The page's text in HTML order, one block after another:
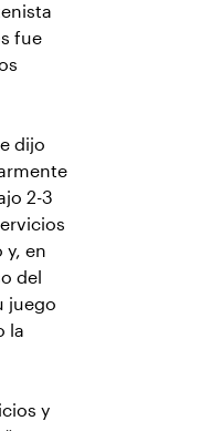
fue
dijo
2-3
y, en
del
juego
la
y